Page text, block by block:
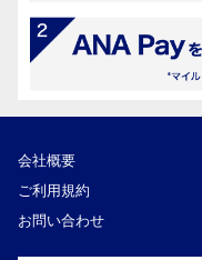
会社概要
ご利用規約
お問い合わせ